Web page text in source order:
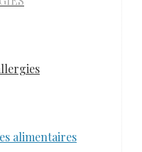
alimentaires